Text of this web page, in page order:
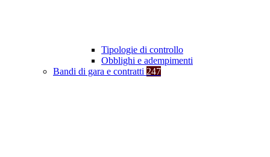
Tipologie di controllo
Obblighi e adempimenti
Bandi di gara e contratti 247